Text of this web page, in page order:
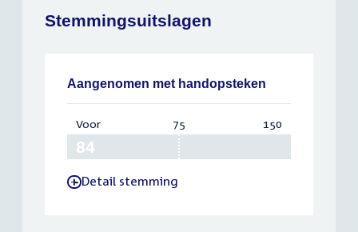
Stemmingsuitslagen
Aangenomen met handopsteken
Voor:
75 150
-Detail stemming